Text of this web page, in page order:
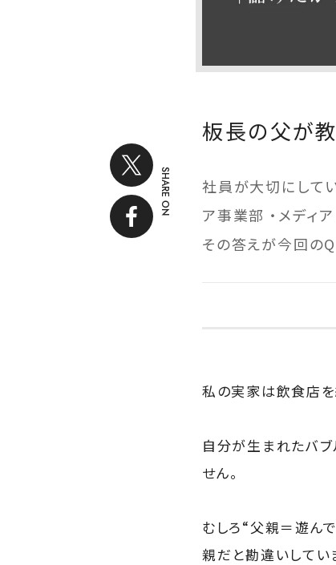
SHARE ON
板長の父が
社員が大切にして
ア事業部 ・メディ
その答えが今回の
私の実家は飲食店を
自分が生まれたバ
せん。
むしろ“父親＝遊ん
親だと勘違いしてい